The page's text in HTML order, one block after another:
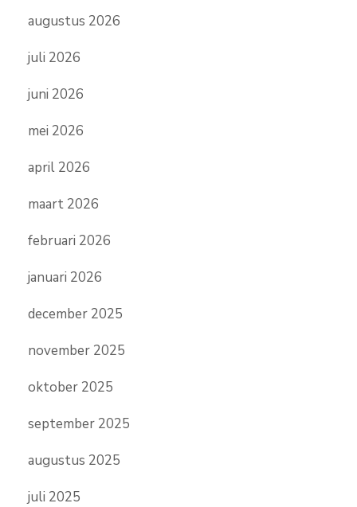
augustus 2026
juli 2026
juni 2026
mei 2026
april 2026
maart 2026
februari 2026
januari 2026
december 2025
november 2025
oktober 2025
september 2025
augustus 2025
juli 2025